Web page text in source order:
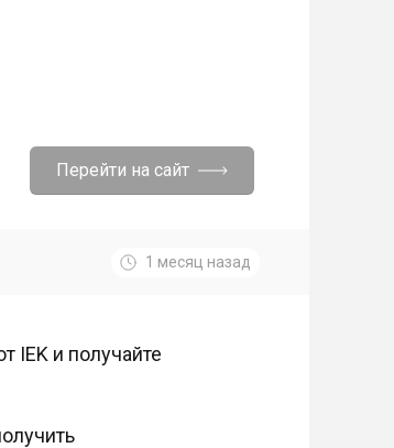
Перейти на сайт
1 месяц назад
IEK и получайте